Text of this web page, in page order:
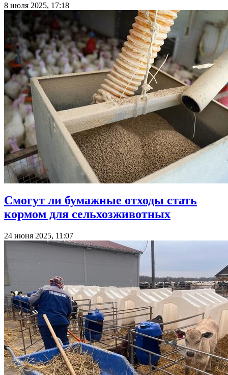
8 июля 2025, 17:18
Смогут ли бумажные отходы стать
кормом для сельхозживотных
24 июня 2025, 11:07